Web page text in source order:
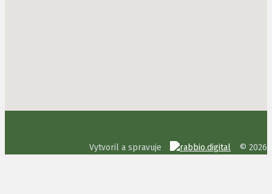
Vytvoril a spravuje © 2026